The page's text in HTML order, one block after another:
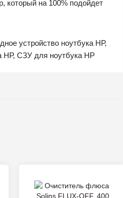
который на 100% подойдет
устройство ноутбука НР,
НР, СЗУ для ноутбука HP